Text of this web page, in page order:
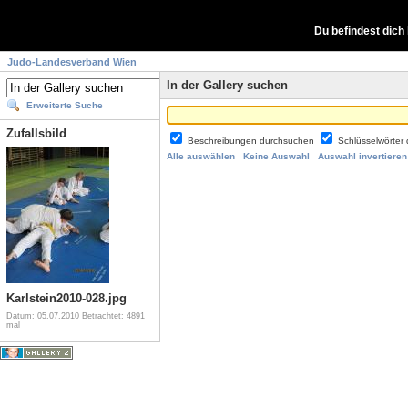
Du befindest
Judo-Landesverband Wien
Erweiterte Suche
Zufallsbild
Karlstein2010-028.jpg
Datum: 05.07.2010 Betrachtet: 4891
mal
In der Gallery suchen
Beschreibungen durchsuchen
Alle auswählen
Keine Auswahl Auswahl invertieren